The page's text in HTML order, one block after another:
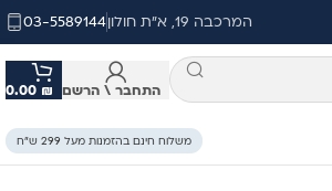
המרכבה 19, א"ת חולון 03-5589144
התחבר \ הרשם 0.00 ₪
משלוח חינם בהזמנות מעל 299 ש״ח